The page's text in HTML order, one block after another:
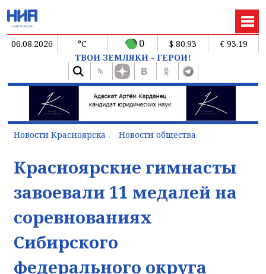
06.08.2026 °C 0 $ 80.93
€ 93.19
ТВОИ ЗЕМЛЯКИ - ГЕРОИ!
Новости Красноярска Новости общества
Красноярские гимнасты
завоевали 11 медалей на
соревнованиях
Сибирского
федерального округа